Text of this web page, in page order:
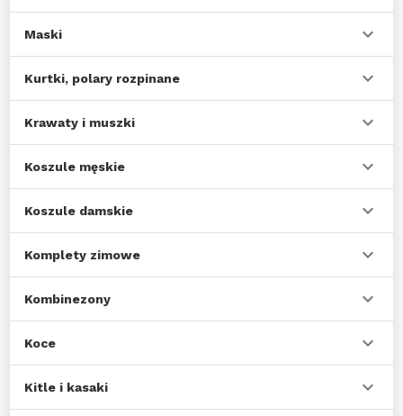
Maski
Kurtki, polary rozpinane
Krawaty i muszki
Koszule męskie
Koszule damskie
Komplety zimowe
Kombinezony
Koce
Kitle i kasaki